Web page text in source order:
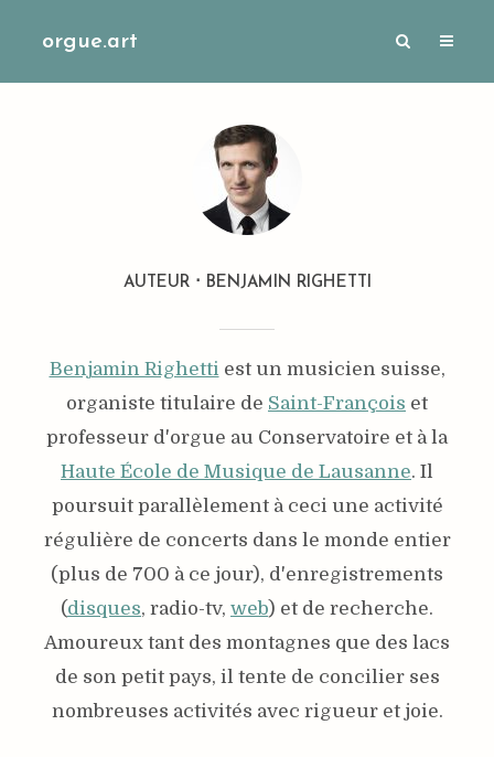
orgue.art
AUTEUR BENJAMIN RIGHETTI
Benjamin Righetti est un musicien suisse,
organiste titulaire de Saint-François et
professeur d'orgue au Conservatoire et à la
Haute École de Musique de Lausanne. Il
poursuit parallèlement à ceci une activité
régulière de concerts dans le monde entier
(plus de 700 à ce jour), d'enregistrements
(disques, radio-tv, web) et de recherche.
Amoureux tant des montagnes que des lacs
de son petit pays, il tente de concilier ses
nombreuses activités avec rigueur et joie.